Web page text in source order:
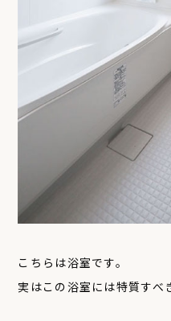
こちらは浴室です。
実はこの浴室には特質すべ